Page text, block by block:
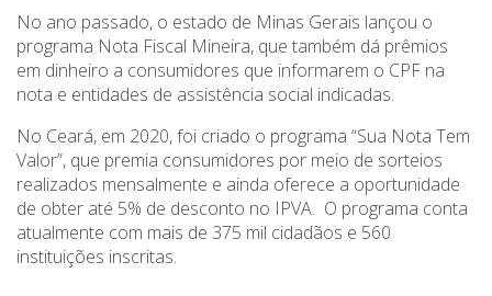
No ano passado, o estado de Minas Gerais lançou o
programa Nota Fiscal Mineira, que também dá prêmios
em dinheiro a consumidores que informarem o CPF na
nota e entidades de assistência social indicadas.
No Ceará, em 2020, foi criado o programa “Sua Nota Tem
Valor”, que premia consumidores por meio de sorteios
realizados mensalmente e ainda oferece a oportunidade
de obter até 5% de desconto no IPVA. O programa conta
atualmente com mais de 375 mil cidadãos e 560
instituições inscritas.